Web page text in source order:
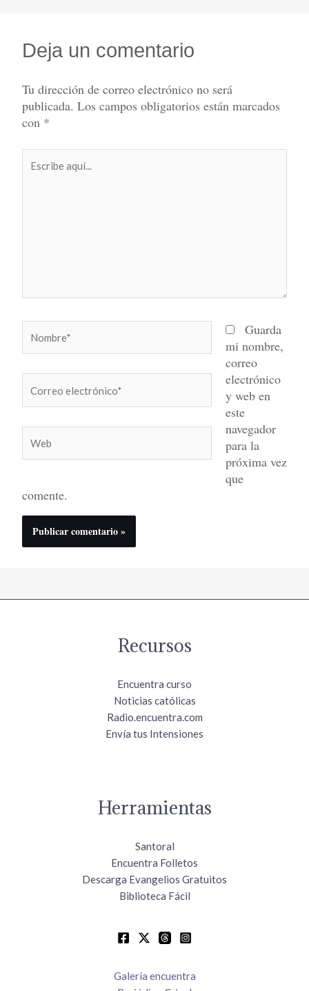
Deja un comentario
Tu dirección de correo electrónico no será
publicada. Los campos obligatorios están marcados
con *
aquí...
electrónico*
Guarda
mi nombre,
correo
electrónico
y web en
este
navegador
para la
próxima vez
que
comente.
Recursos
Encuentra curso
Noticias católicas
Radio.encuentra.com
Envía tus Intensiones
Herramientas
Santoral
Encuentra Folletos
Descarga Evangelios Gratuitos
Biblioteca Fácil
Galería encuentra